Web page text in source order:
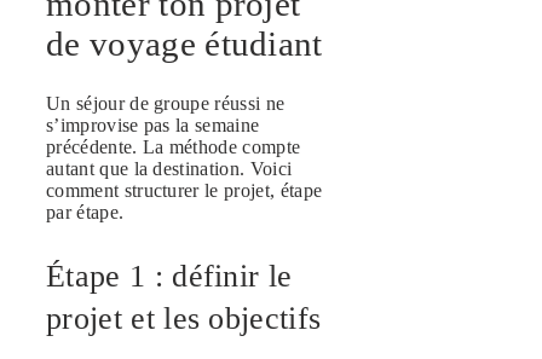
de voyage étudiant
Un séjour de groupe réussi ne
s’improvise pas la semaine
précédente. La méthode compte
autant que la destination. Voici
comment structurer le projet, étape
par étape.
Étape 1 : définir le
projet et les objectifs